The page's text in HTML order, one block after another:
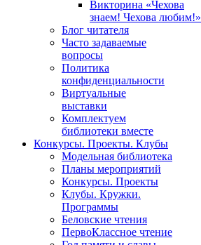
Викторина «Чехова
знаем! Чехова любим!»
Блог читателя
Часто задаваемые
вопросы
Политика
конфиденциальности
Виртуальные
выставки
Комплектуем
библиотеки вместе
Конкурсы. Проекты. Клубы
Модельная библиотека
Планы мероприятий
Конкурсы. Проекты
Клубы. Кружки.
Программы
Беловские чтения
ПервоКлассное чтение